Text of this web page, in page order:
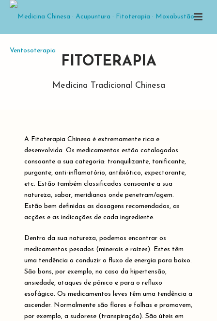
FITOTERAPIA
Medicina Tradicional Chinesa
A Fitoterapia Chinesa é extremamente rica e
desenvolvida. Os medicamentos estão catalogados
consoante a sua categoria: tranquilizante, tonificante,
purgante, anti-inflamatório, antibiótico, expectorante,
etc. Estão também classificados consoante a sua
natureza, sabor, meridianos onde penetram/agem.
Estão bem definidas as dosagens recomendadas, as
acções e as indicações de cada ingrediente.
Dentro da sua natureza, podemos encontrar os
medicamentos pesados (minerais e raízes). Estes têm
uma tendência a conduzir o fluxo de energia para baixo.
São bons, por exemplo, no caso da hipertensão,
ansiedade, ataques de pânico e para o refluxo
esofágico. Os medicamentos leves têm uma tendência a
ascender. Normalmente são flores e folhas e promovem,
por exemplo, a sudorese (transpiração). São úteis em